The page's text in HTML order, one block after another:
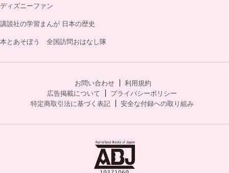
ディズニーファン
講談社の学習まんが 日本の歴史
本とあそぼう 全国訪問おはなし隊
お問い合わせ
利用規約
広告掲載について
プライバシーポリシー
特定商取引法に基づく表記
安全な付録への取り組み